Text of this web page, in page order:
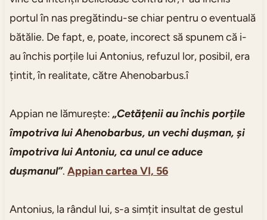
portul în nas pregătindu-se chiar pentru o eventuală
bătălie. De fapt, e, poate, incorect să spunem că i-
au închis porțile lui Antonius, refuzul lor, posibil, era
țintit, în realitate, către Ahenobarbus.î
Appian ne lămurește: „Cetățenii au închis porțile
împotriva lui Ahenobarbus, un vechi dușman, și
împotriva lui Antoniu, ca unul ce aduce
dușmanul”. Appian cartea VI, 56
Antonius, la rândul lui, s-a simțit insultat de gestul